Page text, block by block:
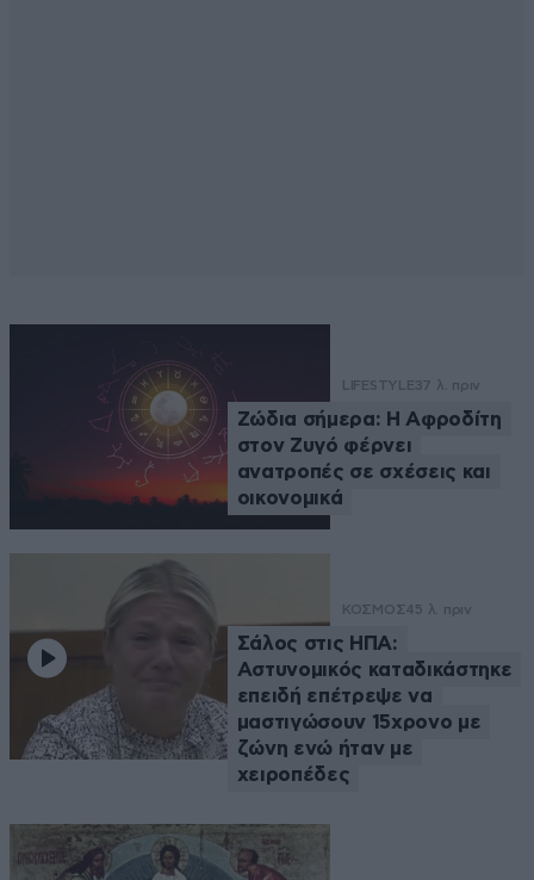
LIFESTYLE37 λ. πριν
Ζώδια σήμερα: Η Αφροδίτη
στον Ζυγό φέρνει
ανατροπές σε σχέσεις και
οικονομικά
ΚΟΣΜΟΣ45 λ. πριν
Σάλος στις ΗΠΑ:
Αστυνομικός καταδικάστηκε
επειδή επέτρεψε να
μαστιγώσουν 15χρονο με
ζώνη ενώ ήταν με
χειροπέδες